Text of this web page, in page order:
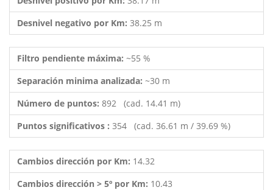
Desnivel negativo por Km: 38.25 m
Filtro pendiente máxima: ~55 %
Separación minima analizada: ~30 m
Número de puntos: 892 (cad. 14.41 m)
Puntos significativos : 354 (cad. 36.61 m / 39.69 %)
Cambios dirección por Km: 14.32
Cambios dirección > 5º por Km: 10.43